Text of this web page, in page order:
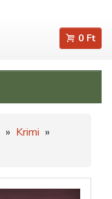
0 Ft
» Krimi »